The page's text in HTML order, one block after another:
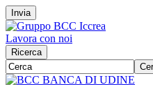
Invia
Lavora con noi
Ricerca